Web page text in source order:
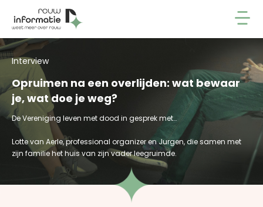
Interview
Opruimen na een overlijden: wat bewaar
je, wat doe je weg?
De Vereniging leven met dood in gesprek met…
Lotte van Aerle, professional organizer en Jurgen, die samen met
zijn familie het huis van zijn vader leegruimde.